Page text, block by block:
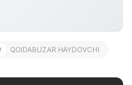
QOIDABUZAR HAYDOVCHI